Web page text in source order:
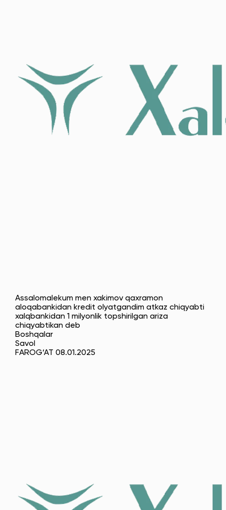
Assalomalekum men xakimov qaxramon
aloqabankidan kredit olyatgandim atkaz chiqyabti
xalqbankidan 1 milyonlik topshirilgan ariza
chiqyabtikan deb
Boshqalar
Savol
FAROG‘AT 08.01.2025